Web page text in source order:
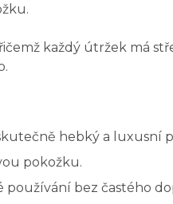
každý útržek má
hebký a luxusní
pokožku.
používání bez častého